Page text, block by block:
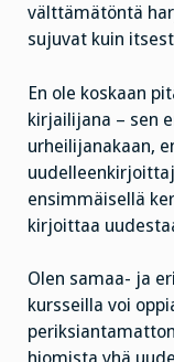
välttämätöntä
sujuvat kuin
En ole koskaan
kirjailijana – sen
urheilijanakaan,
ensimmäisellä
kirjoittaa
Olen samaa- ja
kursseilla voi